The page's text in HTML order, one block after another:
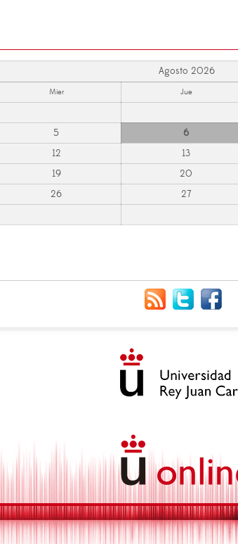
Agosto 2026
Mier Jue
5 6
12 13
19 20
26 27